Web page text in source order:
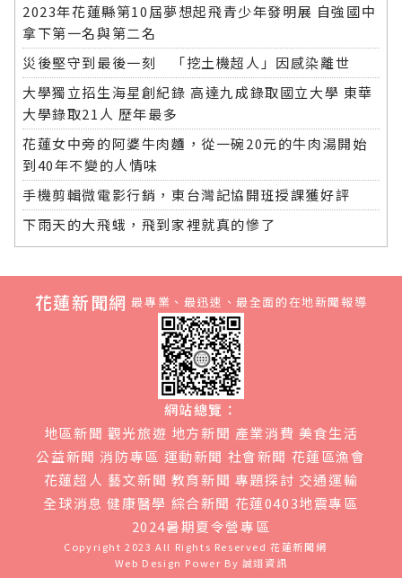
2023年花蓮縣第10屆夢想起飛青少年發明展 自強國中
拿下第一名與第二名
災後堅守到最後一刻 「挖土機超人」因感染離世
大學獨立招生海星創紀錄 高達九成錄取國立大學 東華
大學錄取21人 歷年最多
花蓮女中旁的阿婆牛肉麵，從一碗20元的牛肉湯開始
到40年不變的人情味
手機剪輯微電影行銷，東台灣記協開班授課獲好評
下雨天的大飛蛾，飛到家裡就真的慘了
花蓮新聞網 最專業、最迅速、最全面的在地新聞報導
網站總覽：
地區新聞 觀光旅遊 地方新聞 產業消費 美食生活
公益新聞 消防專區 運動新聞 社會新聞 花蓮區漁會
花蓮超人 藝文新聞 教育新聞 專題探討 交通運輸
全球消息 健康醫學 綜合新聞 花蓮0403地震專區
2024暑期夏令營專區
Copyright 2023 All Rights Reserved花蓮新聞網
Web Design Power By 誠翊資訊